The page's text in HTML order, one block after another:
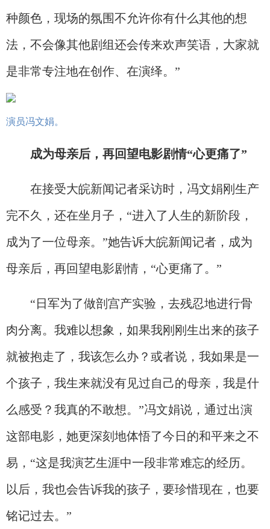
种颜色，现场的氛围不允许你有什么其他的想
法，不会像其他剧组还会传来欢声笑语，大家就
是非常专注地在创作、在演绎。”
演员冯文娟。
成为母亲后，再回望电影剧情“心更痛了”
在接受大皖新闻记者采访时，冯文娟刚生产
完不久，还在坐月子，“进入了人生的新阶段，
成为了一位母亲。”她告诉大皖新闻记者，成为
母亲后，再回望电影剧情，“心更痛了。”
“日军为了做剖宫产实验，去残忍地进行骨
肉分离。我难以想象，如果我刚刚生出来的孩子
就被抱走了，我该怎么办？或者说，我如果是一
个孩子，我生来就没有见过自己的母亲，我是什
么感受？我真的不敢想。”冯文娟说，通过出演
这部电影，她更深刻地体悟了今日的和平来之不
易，“这是我演艺生涯中一段非常难忘的经历。
以后，我也会告诉我的孩子，要珍惜现在，也要
铭记过去。”